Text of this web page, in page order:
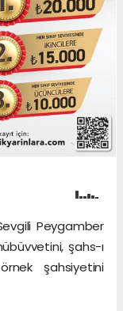
Peygamber
şahs-ı
şahsiyetini